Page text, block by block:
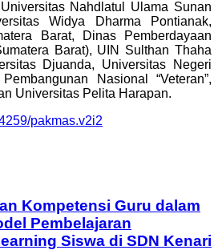
Nahdlatul Ulama Sunan
Widya Dharma Pontianak,
Barat, Dinas Pemberdayaan
Barat), UIN Sulthan Thaha
Djuanda, Universitas Negeri
Nasional “Veteran”,
Universitas Pelita Harapan.
pakmas.v2i2
Kompetensi Guru dalam
Pembelajaran
Siswa di SDN Kenari